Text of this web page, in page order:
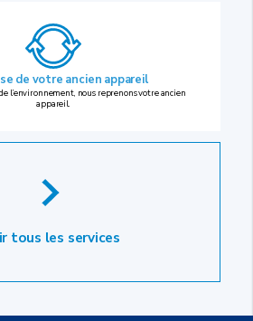
de votre ancien appareil
l’environnement, nous reprenons votre ancien
appareil.
tous les services